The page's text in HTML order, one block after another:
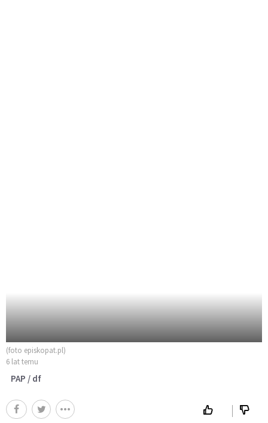
(foto episkopat.pl)
6 lat temu
PAP / df